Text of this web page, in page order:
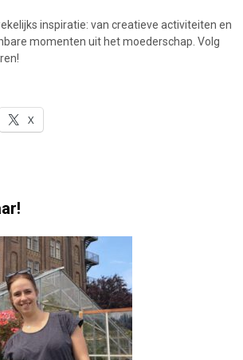
inspiratie: van creatieve activiteiten en
momenten uit het moederschap. Volg
X